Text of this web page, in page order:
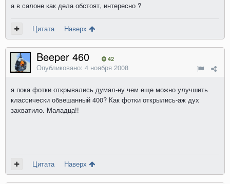
а в салоне как дела обстоят, интересно ?
Цитата Наверх
Beeper 460 42
Опубликовано: 4 ноября 2008
я пока фотки открывались думал-ну чем еще можно улучшить
классически обвешанный 400? Как фотки открылись-аж дух
захватило. Маладца!!
Цитата Наверх